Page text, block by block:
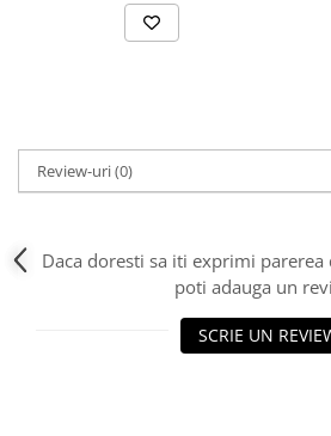
Review-uri(0)
Daca doresti sa iti exprimi parerea
poti adauga un
SCRIE UN